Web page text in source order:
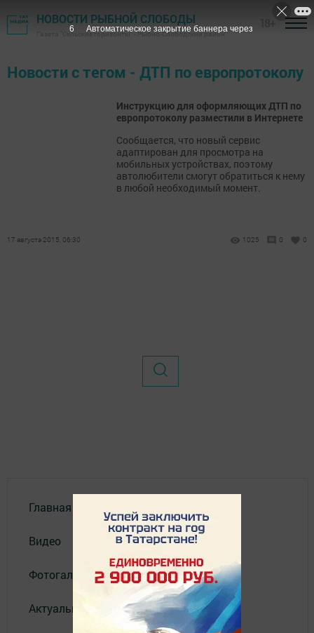
НОВОСТИ РЫБНОЙ СЛОБОДЫ
Газета "Сельские горизонты" - Рыбно-Слободский район
Новости с тегом - ДТП по европротоколу
Инструкцию для оформляющих ДТП по
европротоколу разместили в Интернете
Сообщается, что новый сервис
адаптирован для просмотра на
мобильных устройствах, поэтому
автолюбители смогут обратиться к нему
в любой необходимый момент.
17 августа 2015, 06:30 1025 0 0
Главная
Видео
Фотогалереи
Актуальное видео
6 Автоматическое закрытие баннера через